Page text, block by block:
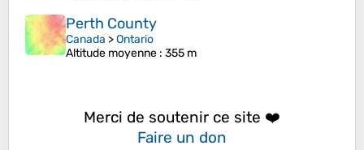
Perth County
Canada >Ontario
Altitude moyenne : 355 m
Merci de soutenir ce site ❤️
Faire un don